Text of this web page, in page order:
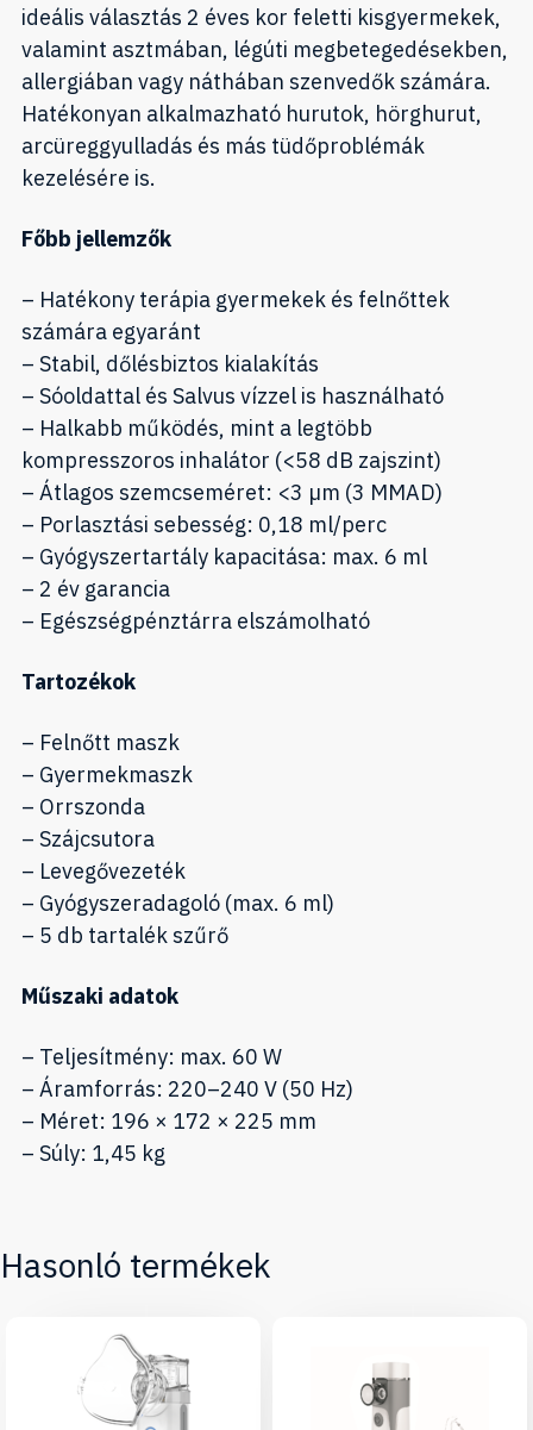
ideális választás 2 éves kor feletti kisgyermekek,
valamint asztmában, légúti megbetegedésekben,
allergiában vagy náthában szenvedők számára.
Hatékonyan alkalmazható hurutok, hörghurut,
arcüreggyulladás és más tüdőproblémák
kezelésére is.
Főbb jellemzők
– Hatékony terápia gyermekek és felnőttek
számára egyaránt
– Stabil, dőlésbiztos kialakítás
– Sóoldattal és Salvus vízzel is használható
– Halkabb működés, mint a legtöbb
kompresszoros inhalátor (<58 dB zajszint)
– Átlagos szemcseméret: <3 µm (3 MMAD)
– Porlasztási sebesség: 0,18 ml/perc
– Gyógyszertartály kapacitása: max. 6 ml
– 2 év garancia
– Egészségpénztárra elszámolható
Tartozékok
– Felnőtt maszk
– Gyermekmaszk
– Orrszonda
– Szájcsutora
– Levegővezeték
– Gyógyszeradagoló (max. 6 ml)
– 5 db tartalék szűrő
Műszaki adatok
– Teljesítmény: max. 60 W
– Áramforrás: 220–240 V (50 Hz)
– Méret: 196 × 172 × 225 mm
– Súly: 1,45 kg
Hasonló termékek